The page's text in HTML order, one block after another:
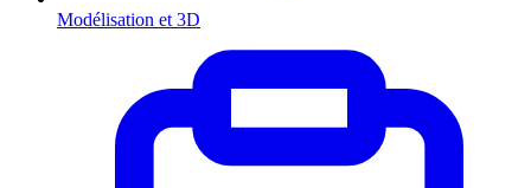
Modélisation et 3D